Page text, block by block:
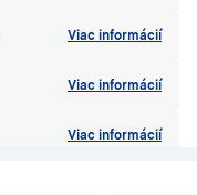
Viac informácií
Viac informácií
Viac informácií